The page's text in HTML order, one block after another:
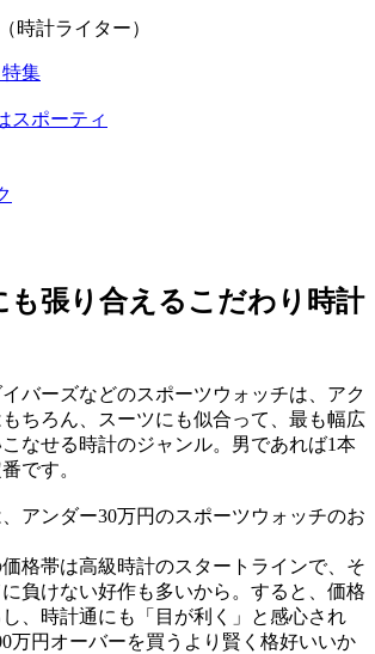
時計ライター）
集
スポーティ
も張り合えるこだわり時計
バーズなどのスポーツウォッチは、アク
ちろん、スーツにも似合って、最も幅広
なせる時計のジャンル。男であれば1本
です。
アンダー30万円のスポーツウォッチのお
格帯は高級時計のスタートラインで、そ
負けない好作も多いから。すると、価格
、時計通にも「目が利く」と感心され
万円オーバーを買うより賢く格好いいか